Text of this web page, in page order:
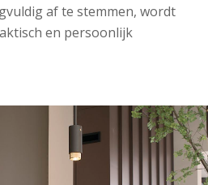
af te stemmen, wordt
en persoonlijk